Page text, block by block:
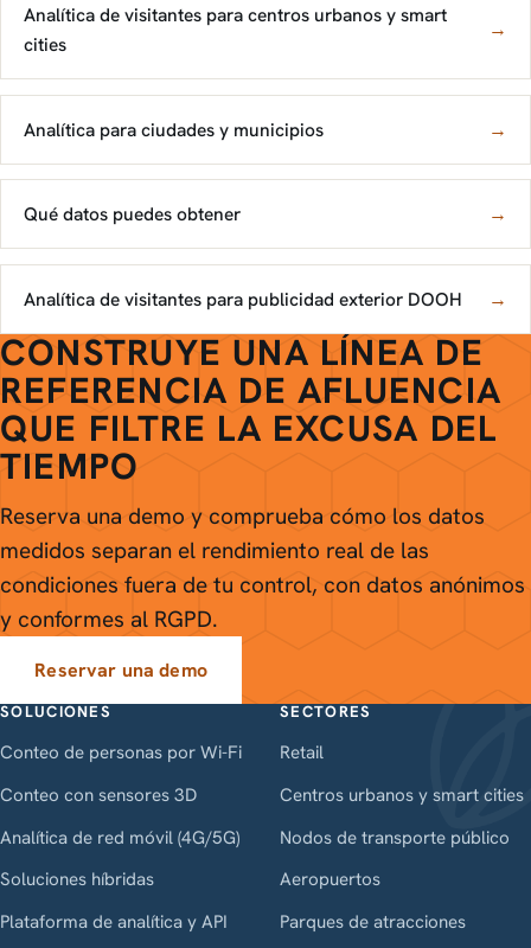
Analítica de visitantes para centros urbanos y smart
cities
→
Analítica para ciudades y municipios →
Qué datos puedes obtener →
Analítica de visitantes para publicidad exterior DOOH →
CONSTRUYE UNA LÍNEA DE
REFERENCIA DE AFLUENCIA
QUE FILTRE LA EXCUSA DEL
TIEMPO
Reserva una demo y comprueba cómo los datos
medidos separan el rendimiento real de las
condiciones fuera de tu control, con datos anónimos
y conformes al RGPD.
Reservar una demo
SOLUCIONES
Conteo de personas por Wi-Fi
Conteo con sensores 3D
Analítica de red móvil (4G/5G)
Soluciones híbridas
Plataforma de analítica y API
SECTORES
Retail
Centros urbanos y smart cities
Nodos de transporte público
Aeropuertos
Parques de atracciones